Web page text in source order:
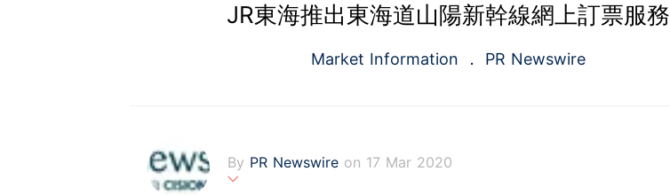
JR東海推出東海道山陽新幹線網上訂票服務
Market Information PR Newswire
By PR Newswire on 17 Mar 2020